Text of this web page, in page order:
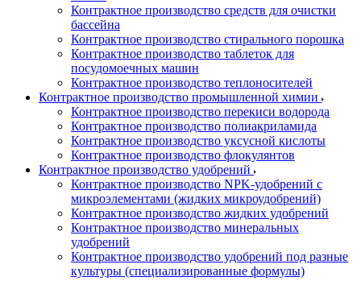
Контрактное производство средств для очистки
бассейна
Контрактное производство стирального порошка
Контрактное производство таблеток для
посудомоечных машин
Контрактное производство теплоносителей
Контрактное производство промышленной химии
Контрактное производство перекиси водорода
Контрактное производство полиакриламида
Контрактное производство уксусной кислоты
Контрактное производство флокулянтов
Контрактное производство удобрений
Контрактное производство NPK-удобрений с
микроэлементами (жидких микроудобрений)
Контрактное производство жидких удобрений
Контрактное производство минеральных
удобрений
Контрактное производство удобрений под разные
культуры (специализированные формулы)